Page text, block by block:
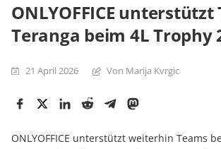
ONLYOFFICE unterstützt
Teranga beim 4L Trophy
21 April 2026 Von Marija Kvrgiс
ONLYOFFICE unterstützt weiterhin Teams